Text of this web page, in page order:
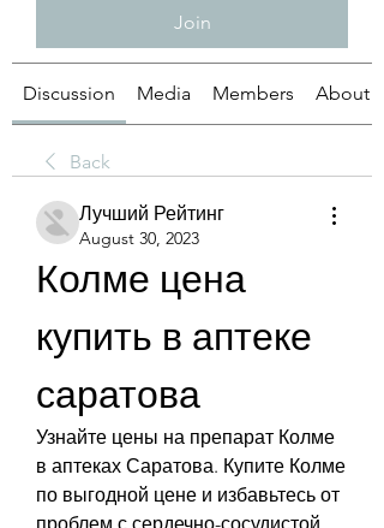
Join
Discussion Media Members About
Back
Лучший Рейтинг
August 30, 2023
Колме цена
купить в аптеке
саратова
Узнайте цены на препарат Колме
в аптеках Саратова. Купите Колме
по выгодной цене и избавьтесь от